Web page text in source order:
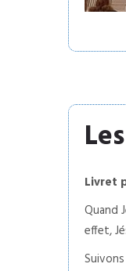
Livret
Quand
effet,